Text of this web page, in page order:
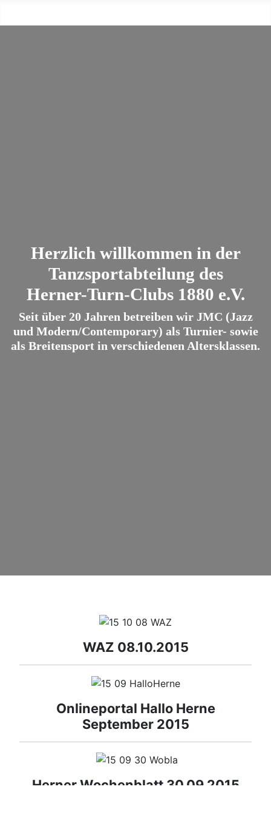
Herzlich willkommen in der
Tanzsportabteilung des
Herner-Turn-Clubs 1880 e.V.
Seit über 20 Jahren betreiben wir JMC (Jazz
und Modern/Contemporary) als Turnier- sowie
als Breitensport in verschiedenen Altersklassen.
WAZ 08.10.2015
Onlineportal Hallo Herne
September 2015
Herner Wochenblatt 30.09.2015